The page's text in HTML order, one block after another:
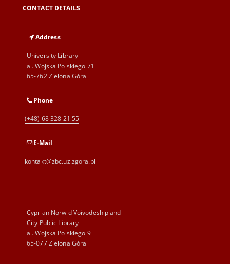
CONTACT DETAILS
Address
University Library
al. Wojska Polskiego 71
65-762 Zielona Góra
Phone
(+48) 68 328 21 55
E-Mail
kontakt@zbc.uz.zgora.pl
Cyprian Norwid Voivodeship and
City Public Library
al. Wojska Polskiego 9
65-077 Zielona Góra